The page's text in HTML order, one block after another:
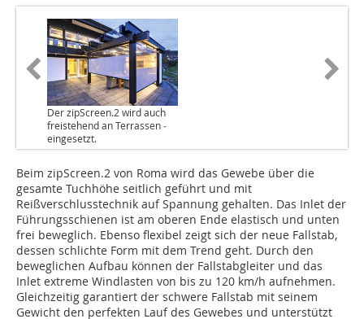
Der zipScreen.2 wird auch
freistehend an Terrassen ­
eingesetzt.
Beim zipScreen.2 von Roma wird das Gewebe über die
gesamte Tuchhöhe seitlich geführt und mit
Reißverschlusstechnik auf Spannung gehalten. Das Inlet der
Führungsschienen ist am oberen Ende elastisch und unten
frei beweglich. Ebenso flexibel zeigt sich der neue Fallstab,
dessen schlichte Form mit dem Trend geht. Durch den
beweglichen Aufbau können der Fallstabgleiter und das
Inlet extreme Windlasten von bis zu 120 km/h aufnehmen.
Gleichzeitig garantiert der schwere Fallstab mit seinem
Gewicht den perfekten Lauf des Gewebes und unterstützt